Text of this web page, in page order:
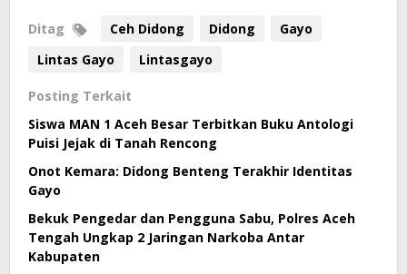
Ditag Ceh Didong Didong
Gayo
Lintas Gayo
Lintasgayo
Posting Terkait
Siswa MAN 1 Aceh Besar Terbitkan Buku Antologi
Puisi Jejak di Tanah Rencong
Onot Kemara: Didong Benteng Terakhir Identitas
Gayo
Bekuk Pengedar dan Pengguna Sabu, Polres Aceh
Tengah Ungkap 2 Jaringan Narkoba Antar
Kabupaten